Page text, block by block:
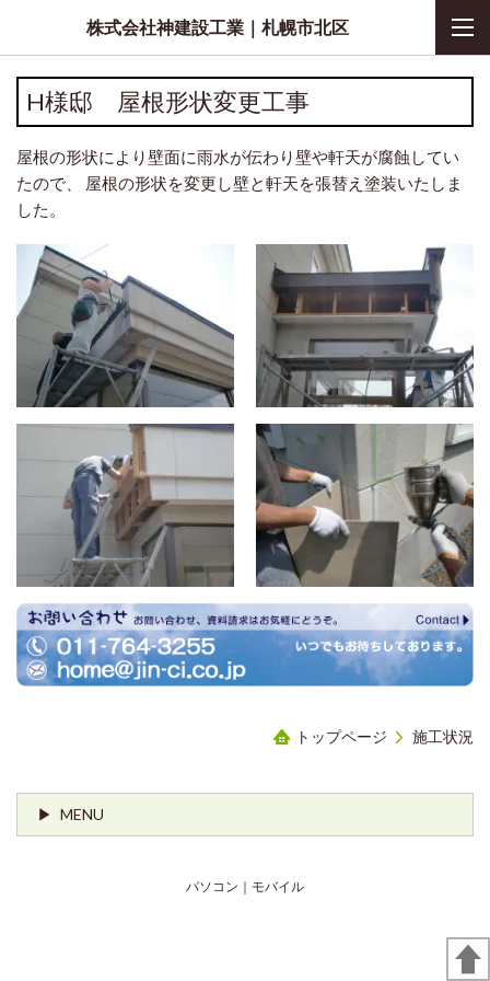
株式会社神建設工業｜札幌市北区
H様邸 屋根形状変更工事
屋根の形状により壁面に雨水が伝わり壁や軒天が腐蝕してい
たので、 屋根の形状を変更し壁と軒天を張替え塗装いたしま
した。
トップページ 施工状況
MENU
パソコン ｜モバイル